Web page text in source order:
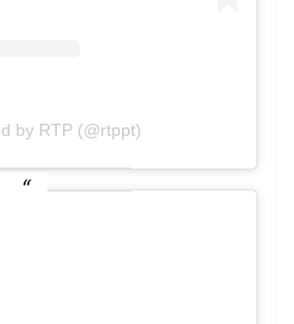
by RTP (@rtppt)